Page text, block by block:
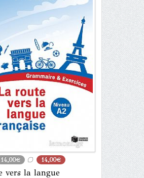
14,00€ 14,00€
vers la langue